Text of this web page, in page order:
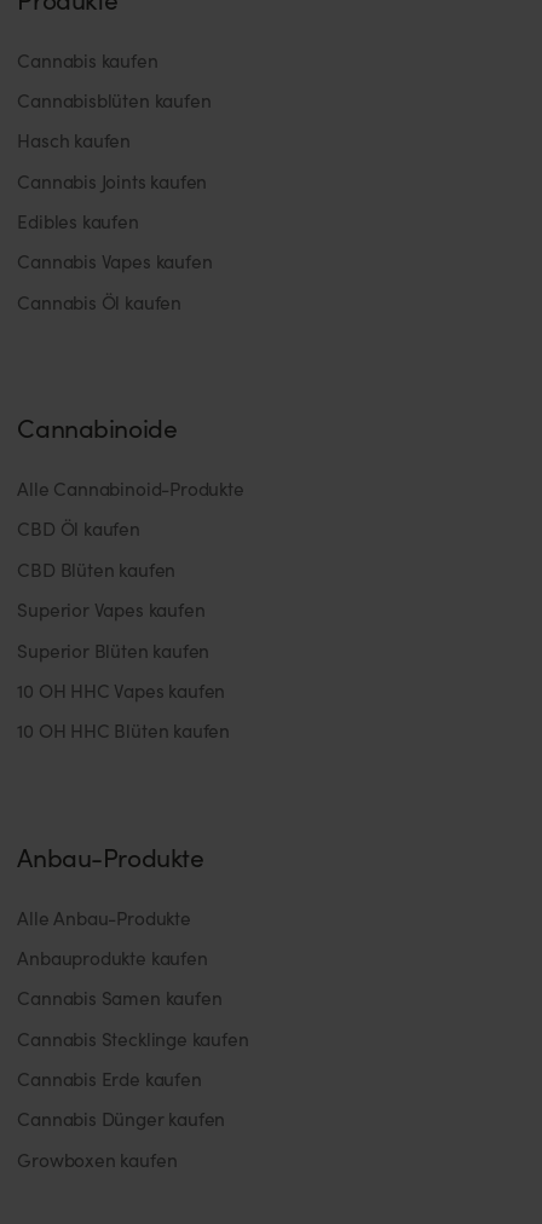
Cannabis kaufen
Cannabisblüten kaufen
Hasch kaufen
Cannabis Joints kaufen
Edibles kaufen
Cannabis Vapes kaufen
Cannabis Öl kaufen
Cannabinoide
Alle Cannabinoid-Produkte
CBD Öl kaufen
CBD Blüten kaufen
Superior Vapes kaufen
Superior Blüten kaufen
10 OH HHC Vapes kaufen
10 OH HHC Blüten kaufen
Anbau-Produkte
Alle Anbau-Produkte
Anbauprodukte kaufen
Cannabis Samen kaufen
Cannabis Stecklinge kaufen
Cannabis Erde kaufen
Cannabis Dünger kaufen
Growboxen kaufen